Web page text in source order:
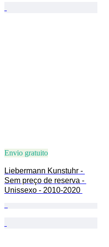
Envio gratuito
Liebermann Kunstuhr -
Sem preço de reserva -
Unissexo - 2010-2020